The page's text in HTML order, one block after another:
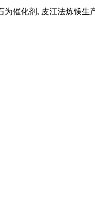
催化剂, 皮江法炼镁